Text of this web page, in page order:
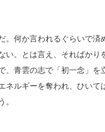
何か言われるぐらいで済
い。とは言え、そればかり
、青雲の志で「初一念」を
ルギーを奪われ、ひいて
。